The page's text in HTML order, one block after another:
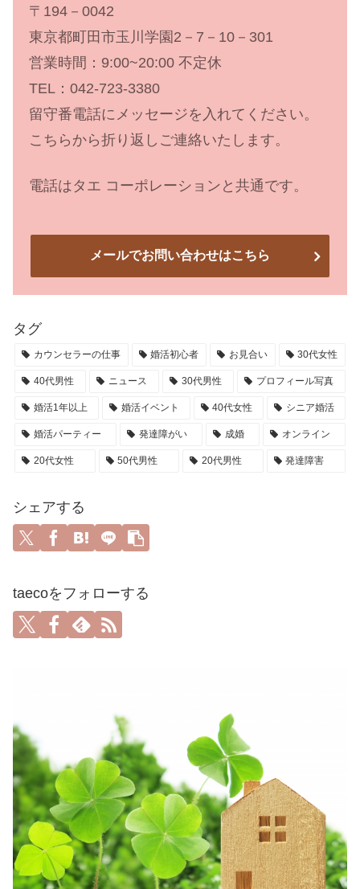
〒194－0042
東京都町田市玉川学園2－7－10－301
営業時間：9:00~20:00 不定休
TEL：042-723-3380
留守番電話にメッセージを入れてください。
こちらから折り返しご連絡いたします。
電話はタエ コーポレーションと共通です。
メールでお問い合わせはこちら
タグ
カウンセラーの仕事 婚活初心者 お見合い 30代女性
40代男性 ニュース 30代男性 プロフィール写真
婚活1年以上 婚活イベント 40代女性 シニア婚活
婚活パーティー 発達障がい 成婚 オンライン
20代女性 50代男性 20代男性 発達障害
シェアする
taecoをフォローする